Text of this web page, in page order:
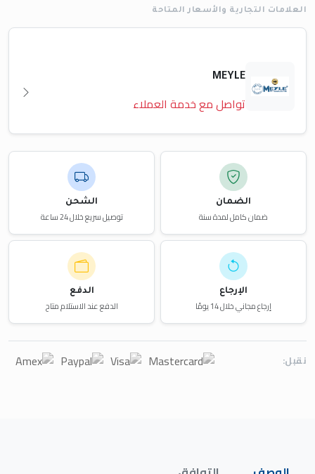
العلامات التجارية والأسعار المتاحة
MEYLE
تواصل مع خدمة العملاء
الضمان
ضمان كامل لمدة سنة
الشحن
توصيل سريع خلال 24 ساعة
الإرجاع
إرجاع مجاني خلال 14 يومًا
الدفع
الدفع عند الاستلام متاح
نقبل: